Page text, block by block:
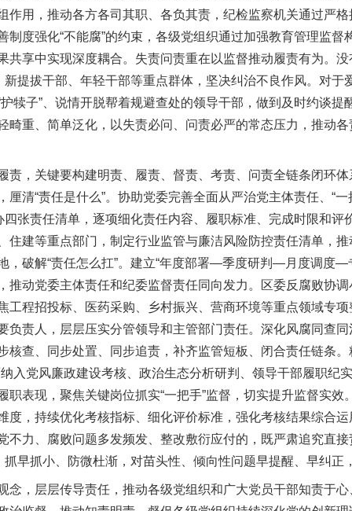
作用，推动各方各司其职、各负其责，纪检监察机关通过严格
度强化“不能腐”的约束，各级党组织通过加强教育管理监督
共享中实现深度耦合。失责问责重在以监督推动履责有为。
新提拔干部、年轻干部等重点群体，坚决纠治不良作风。对于
犊子”、说情开脱帮着规避查处的领导干部，做到及时约谈提
畸重、简单泛化，以失责必问、问责必严的常态压力，推动
关键要构建明责、履责、督责、考责、问责全链条闭环体
清“责任是什么”。协助党委完善全面从严治党主体责任、“
四张责任清单，逐项细化责任内容、履职标准、完成时限和评
住建等重点部门，制定行业监管与廉洁风险防控责任清单，
，破解“责任怎么扛”。建立“年度部署—季度研判—月度调度—
推动党委主体责任和纪委监督责任同向发力。区委反腐败协
工程招投标、医药采购、乡村振兴、营商环境等重点领域专
负责人，层层压实分管领导和主管部门责任。深化风腐同查
核查、同步处置、同步追责，补齐监管短板、闭合责任链条
入党风廉政建设考核、政治生态分析研判、领导干部履职纪
职表现，聚焦关键岗位抓实“一把手”监督，切实提升监督实效
度，持续优化考核指标、细化评价标准，强化考核结果综合
不力、腐败问题多发频发、整改敷衍应付的，既严肃追究直
抓早抓小、防微杜渐，对苗头性、倾向性问题早提醒、早纠正
层层传导责任，推动各级党组织和广大党员干部知责于心